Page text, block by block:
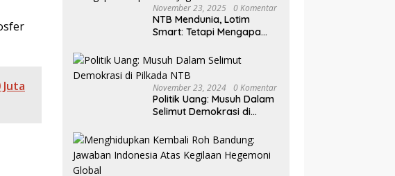
November 23, 2025 0 Komentar
NTB Mendunia, Lotim
Smart: Tetapi Mengapa
Teratasi?
November 23, 2024 0 Komentar
Politik Uang: Musuh Dalam
Selimut Demokrasi di